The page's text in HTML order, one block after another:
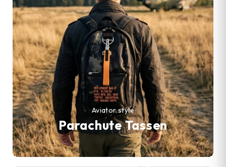
Parachute Tassen
Aviator style